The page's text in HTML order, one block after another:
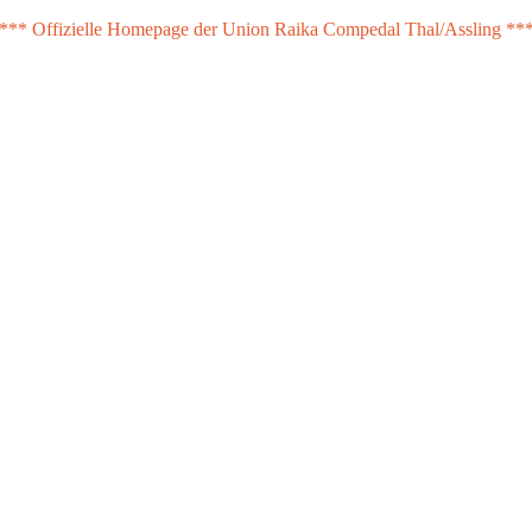
*** Offizielle Homepage der Union Raika Compedal Thal/Assling ***